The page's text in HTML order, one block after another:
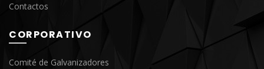
Contactos
CORPORATIVO
Comité de Galvanizadores